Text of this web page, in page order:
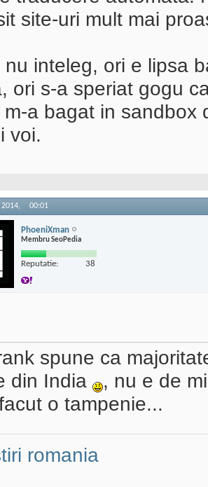
site-uri mult mai
nu inteleg, ori e lipsa
ori s-a speriat gogu
m-a bagat in sandbox
voi.
00:01
PhoeniXman
Membru SeoPedia
Reputatie: 38
spune ca
din India
, nu e de
o tampenie...
romania